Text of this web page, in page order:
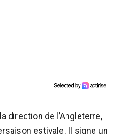
direction de l’Angleterre,
estivale. Il signe un